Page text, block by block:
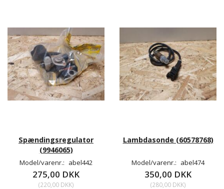
Spændingsregulator
(9946065)
Model/varenr.: abel442
275,00 DKK
(220,00 DKK)
Lambdasonde (60578768)
Model/varenr.: abel474
350,00 DKK
(280,00 DKK)